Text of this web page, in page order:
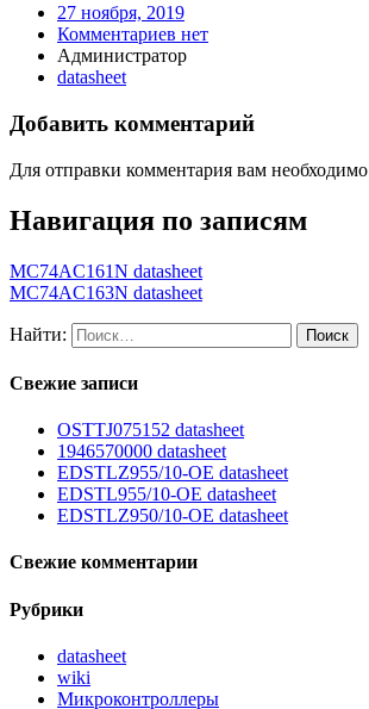
27 ноября, 2019
Комментариев нет
Администратор
datasheet
Добавить комментарий
Для отправки комментария вам необходимо
Навигация по записям
MC74AC161N datasheet
MC74AC163N datasheet
Найти:
Свежие записи
OSTTJ075152 datasheet
1946570000 datasheet
EDSTLZ955/10-OE datasheet
EDSTL955/10-OE datasheet
EDSTLZ950/10-OE datasheet
Свежие комментарии
Рубрики
datasheet
wiki
Микроконтроллеры